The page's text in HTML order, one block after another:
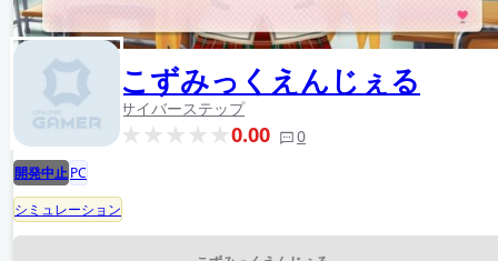
こずみっくえんじぇる
サイバーステップ
0.00 0
開発中止PC
シミュレーション